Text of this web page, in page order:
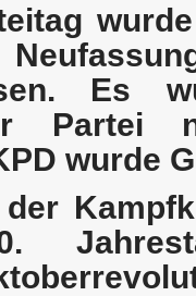
Es
Partei
wurde